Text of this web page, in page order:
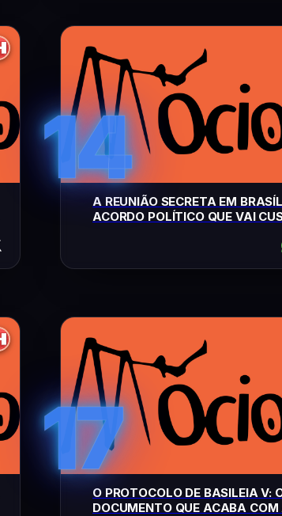
14
A REUNIÃO SECRETA EM
ACORDO POLÍTICO QUE VAI
17
O PROTOCOLO DE BASILEIA V:
DOCUMENTO QUE ACABA COM